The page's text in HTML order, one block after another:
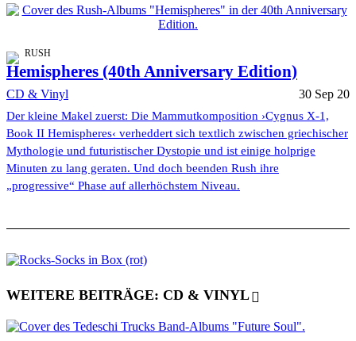
RUSH
Hemispheres (40th Anniversary Edition)
CD & Vinyl 30 Sep 20
Der kleine Makel zuerst: Die Mammutkomposition ›Cygnus X-1,
Book II Hemispheres‹ verheddert sich textlich zwischen griechischer
Mythologie und futuristischer Dystopie und ist einige holprige
Minuten zu lang geraten. Und doch beenden Rush ihre
„progressive“ Phase auf allerhöchstem Niveau.
WEITERE BEITRÄGE: CD & VINYL